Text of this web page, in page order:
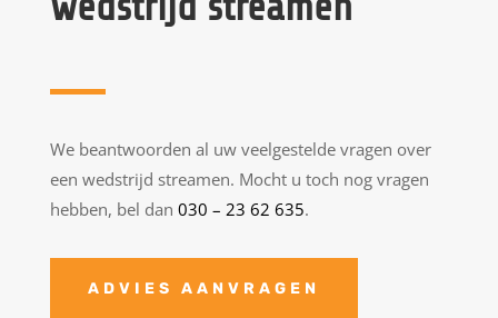
We beantwoorden al uw veelgestelde vragen over
een wedstrijd streamen. Mocht u toch nog vragen
hebben, bel dan 030 – 23 62 635.
ADVIES AANVRAGEN